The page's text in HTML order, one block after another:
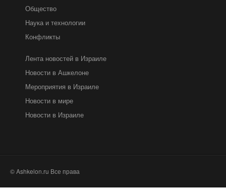
Общество
Наука и технологии
Конфликты
Лента новостей в Израиле
Новости в Ашкелоне
Мероприятия в Израиле
Новости в мире
Новости в Израиле
© Ashkelon.ru Все права